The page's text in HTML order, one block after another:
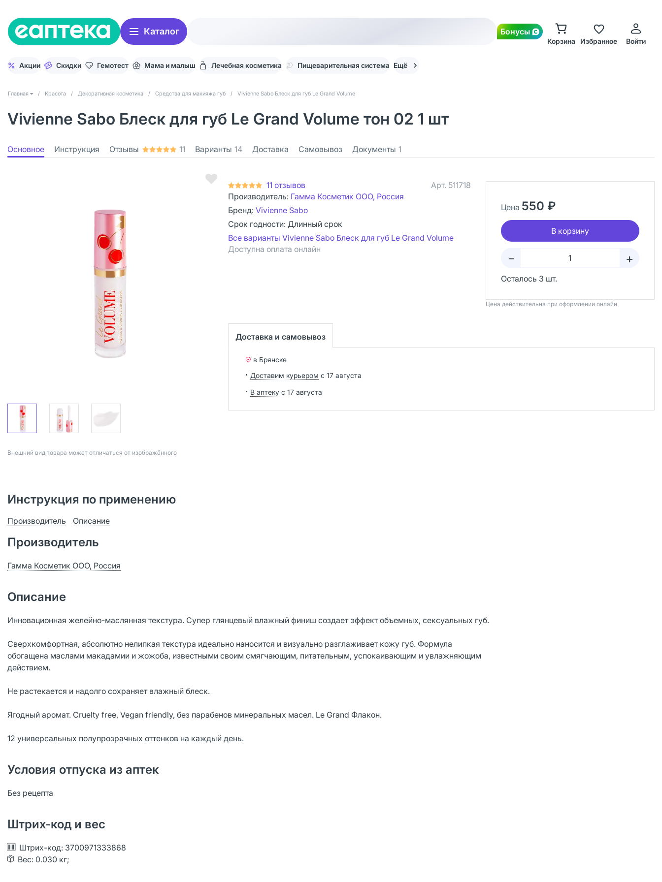
Каталог Бонусы
Корзина Избранное Войти
Акции Скидки Гемотест Мама и малыш Лечебная косметика Пищеварительная система Ещё
Главная / Красота / Декоративная косметика / Средства для макияжа губ / Vivienne Sabo Блеск для губ Le Grand Volume
Vivienne Sabo Блеск для губ Le Grand Volume тон 02 1 шт
Основное Инструкция Отзывы 11 Варианты 14 Доставка Самовывоз Документы 1
Bнешний вид товара может отличаться от изображённого
11 отзывов Арт. 511718
Производитель: Гамма Косметик ООО, Россия
Бренд: Vivienne Sabo
Срок годности: Длинный срок
Все варианты Vivienne Sabo Блеск для губ Le Grand Volume
Доступна оплата онлайн
Цена 550 ₽
В корзину
– +
Осталось 3 шт.
Цена действительна при оформлении онлайн
Доставка и самовывоз
в Брянске
Доставим курьером с 17 августа
В аптеку с 17 августа
Инструкция по применению
Производитель Описание
Производитель
Гамма Косметик ООО, Россия
Описание
Инновационная желейно-маслянная текстура. Супер глянцевый влажный финиш создает эффект объемных, сексуальных губ.
Сверхкомфортная, абсолютно нелипкая текстура идеально наносится и визуально разглаживает кожу губ. Формула
обогащена маслами макадамии и жожоба, известными своим смягчающим, питательным, успокаивающим и увлажняющим
действием.
Не растекается и надолго сохраняет влажный блеск.
Ягодный аромат. Cruelty free, Vegan friendly, без парабенов минеральных масел. Le Grand Флакон.
12 универсальных полупрозрачных оттенков на каждый день.
Условия отпуска из аптек
Без рецепта
Штрих-код и вес
Штрих-код: 3700971333868
Вес: 0.030 кг;